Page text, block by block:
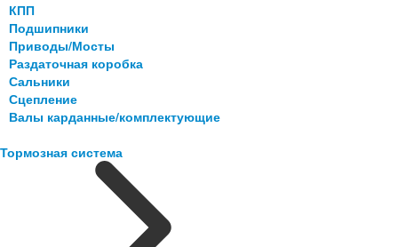
КПП
Подшипники
Приводы/Мосты
Раздаточная коробка
Сальники
Сцепление
Валы карданные/комплектующие
Тормозная система